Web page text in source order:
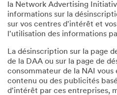
la Network Advertising
informations sur la
sur vos centres d'intérêt et
l'utilisation des informations
La désinscription sur la page
de la DAA ou sur la page de
consommateur de la NAI
contenu ou des publicités
d'intérêt par ces entreprises,